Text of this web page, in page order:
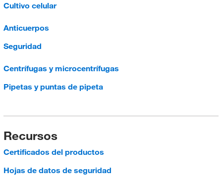
Cultivo celular
Anticuerpos
Seguridad
Centrífugas y microcentrífugas
Pipetas y puntas de pipeta
Recursos
Certificados del productos
Hojas de datos de seguridad